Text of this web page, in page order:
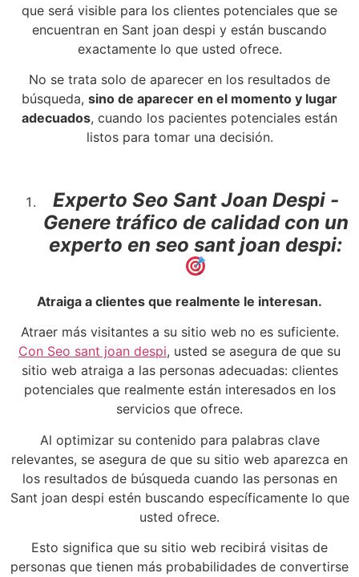
que será visible para los clientes potenciales que se
encuentran en Sant joan despi y están buscando
exactamente lo que usted ofrece.
No se trata solo de aparecer en los resultados de
búsqueda, sino de aparecer en el momento y lugar
adecuados, cuando los pacientes potenciales están
listos para tomar una decisión.
Experto Seo Sant Joan Despi -
Genere tráfico de calidad con un
experto en seo sant joan despi:
Atraiga a clientes que realmente le interesan.
Atraer más visitantes a su sitio web no es suficiente.
Con Seo sant joan despi, usted se asegura de que su
sitio web atraiga a las personas adecuadas: clientes
potenciales que realmente están interesados en los
servicios que ofrece.
Al optimizar su contenido para palabras clave
relevantes, se asegura de que su sitio web aparezca en
los resultados de búsqueda cuando las personas en
Sant joan despi estén buscando específicamente lo que
usted ofrece.
Esto significa que su sitio web recibirá visitas de
personas que tienen más probabilidades de convertirse